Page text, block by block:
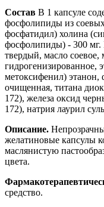
Состав В 1 капсуле
фосфолипиды из
фосфатидил) холина
фосфолипиды) - 300
твердый, масло соевое,
гидрогенизированное,
метоксифенил) этанон,
очищенная, титана
172), железа оксид
172), натрия лаурил
Описание.
желатиновые капсулы
маслянистую
цвета.
средство.